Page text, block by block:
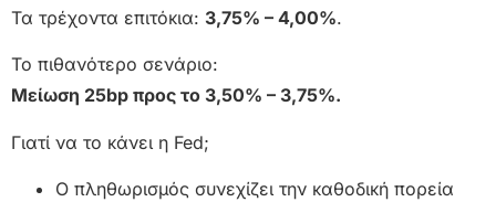
Τα τρέχοντα επιτόκια: 3,75% – 4,00%.
Το πιθανότερο σενάριο:
Μείωση 25bp προς το 3,50% – 3,75%.
Γιατί να το κάνει η Fed;
Ο πληθωρισμός συνεχίζει την καθοδική πορεία